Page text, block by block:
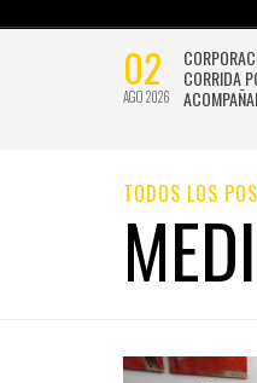
02
AGO 2026
CORRIDA
TODOS LOS